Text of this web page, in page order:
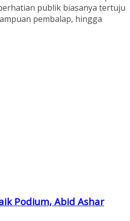
publik biasanya tertuju
pembalap, hingga
Podium, Abid Ashar